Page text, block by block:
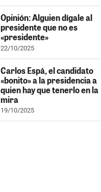
Opinión: Alguien dígale al
presidente que no es
«presidente»
22/10/2025
Carlos Espá, el candidato
«bonito» a la presidencia a
quien hay que tenerlo en la
mira
19/10/2025